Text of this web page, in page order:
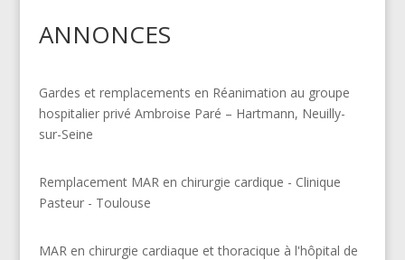
ANNONCES
Gardes et remplacements en Réanimation au groupe
hospitalier privé Ambroise Paré – Hartmann, Neuilly-
sur-Seine
Remplacement MAR en chirurgie cardique - Clinique
Pasteur - Toulouse
MAR en chirurgie cardiaque et thoracique à l'hôpital de